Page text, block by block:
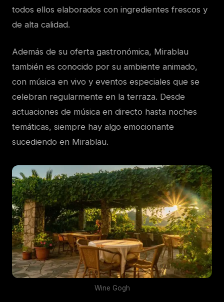
todos ellos elaborados con ingredientes frescos y
de alta calidad.
Además de su oferta gastronómica, Mirablau
también es conocido por su ambiente animado,
con música en vivo y eventos especiales que se
celebran regularmente en la terraza. Desde
actuaciones de música en directo hasta noches
temáticas, siempre hay algo emocionante
sucediendo en Mirablau.
Wine Gogh